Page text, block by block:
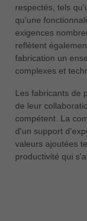
respectés, tels
qu'une
exigences
reflètent
fabrication un
complexes et
Les fabricants de
de leur
compétent. La
d'un support
valeurs ajoutées
productivité qui